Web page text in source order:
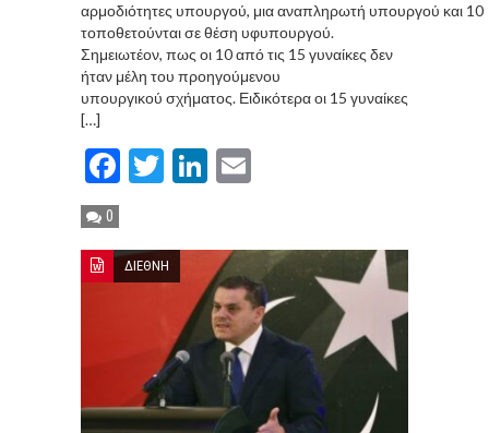
αρμοδιότητες υπουργού, μια αναπληρωτή υπουργού και 10
τοποθετούνται σε θέση υφυπουργού.
Σημειωτέον, πως οι 10 από τις 15 γυναίκες δεν
ήταν μέλη του προηγούμενου
υπουργικού σχήματος. Ειδικότερα οι 15 γυναίκες
[…]
Facebook
TwitterLinkedIn
0
ΔΙΕΘΝΗ